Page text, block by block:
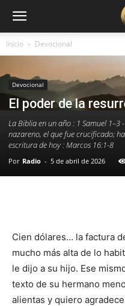
Inicio Devocional
Devocional
El poder de la
La Biblia en un año : 1 Samuel 1–3
nazareno, el que fue crucificado;
escritura de hoy : Marcos 16:1-8
Por Radio - 5 de abril de 2026
Cien dólares… la factura
mucho más alta de lo
le dijo a su hijo. Ese
texto de su hermano
alientas y quiero